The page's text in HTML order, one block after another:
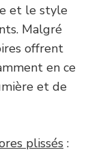
et le style
Malgré
offrent
en ce
et de
plissés :